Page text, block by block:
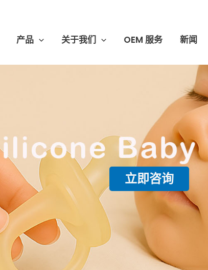
产品 关于我们 OEM 服务 新闻
立即咨询